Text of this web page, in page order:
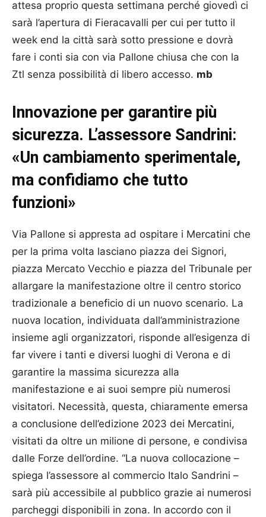
attesa proprio questa settimana perché giovedì ci
sarà l’apertura di Fieracavalli per cui per tutto il
week end la città sarà sotto pressione e dovrà
fare i conti sia con via Pallone chiusa che con la
Ztl senza possibilità di libero accesso. mb
Innovazione per garantire più
sicurezza. L’assessore Sandrini:
«Un cambiamento sperimentale,
ma confidiamo che tutto
funzioni»
Via Pallone si appresta ad ospitare i Mercatini che
per la prima volta lasciano piazza dei Signori,
piazza Mercato Vecchio e piazza del Tribunale per
allargare la manifestazione oltre il centro storico
tradizionale a beneficio di un nuovo scenario. La
nuova location, individuata dall’amministrazione
insieme agli organizzatori, risponde all’esigenza di
far vivere i tanti e diversi luoghi di Verona e di
garantire la massima sicurezza alla
manifestazione e ai suoi sempre più numerosi
visitatori. Necessità, questa, chiaramente emersa
a conclusione dell’edizione 2023 dei Mercatini,
visitati da oltre un milione di persone, e condivisa
dalle Forze dell’ordine. “La nuova collocazione –
spiega l’assessore al commercio Italo Sandrini –
sarà più accessibile al pubblico grazie ai numerosi
parcheggi disponibili in zona. In accordo con il